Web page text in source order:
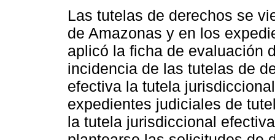
Las tutelas de derechos se
de Amazonas y en los
aplicó la ficha de evaluación
incidencia de las tutelas de
efectiva la tutela
expedientes judiciales de
la tutela jurisdiccional